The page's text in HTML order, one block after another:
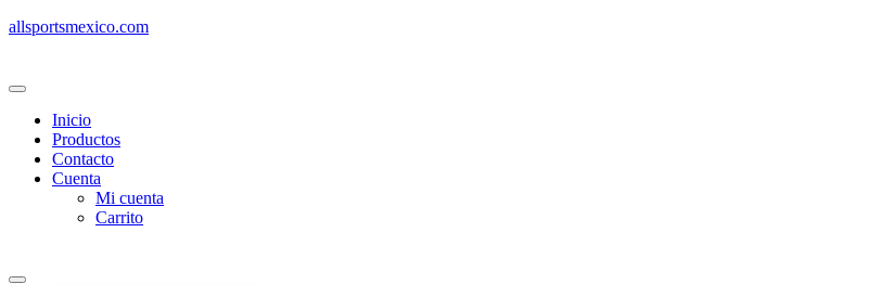
allsportsmexico.com
Inicio
Productos
Contacto
Cuenta
Mi cuenta
Carrito